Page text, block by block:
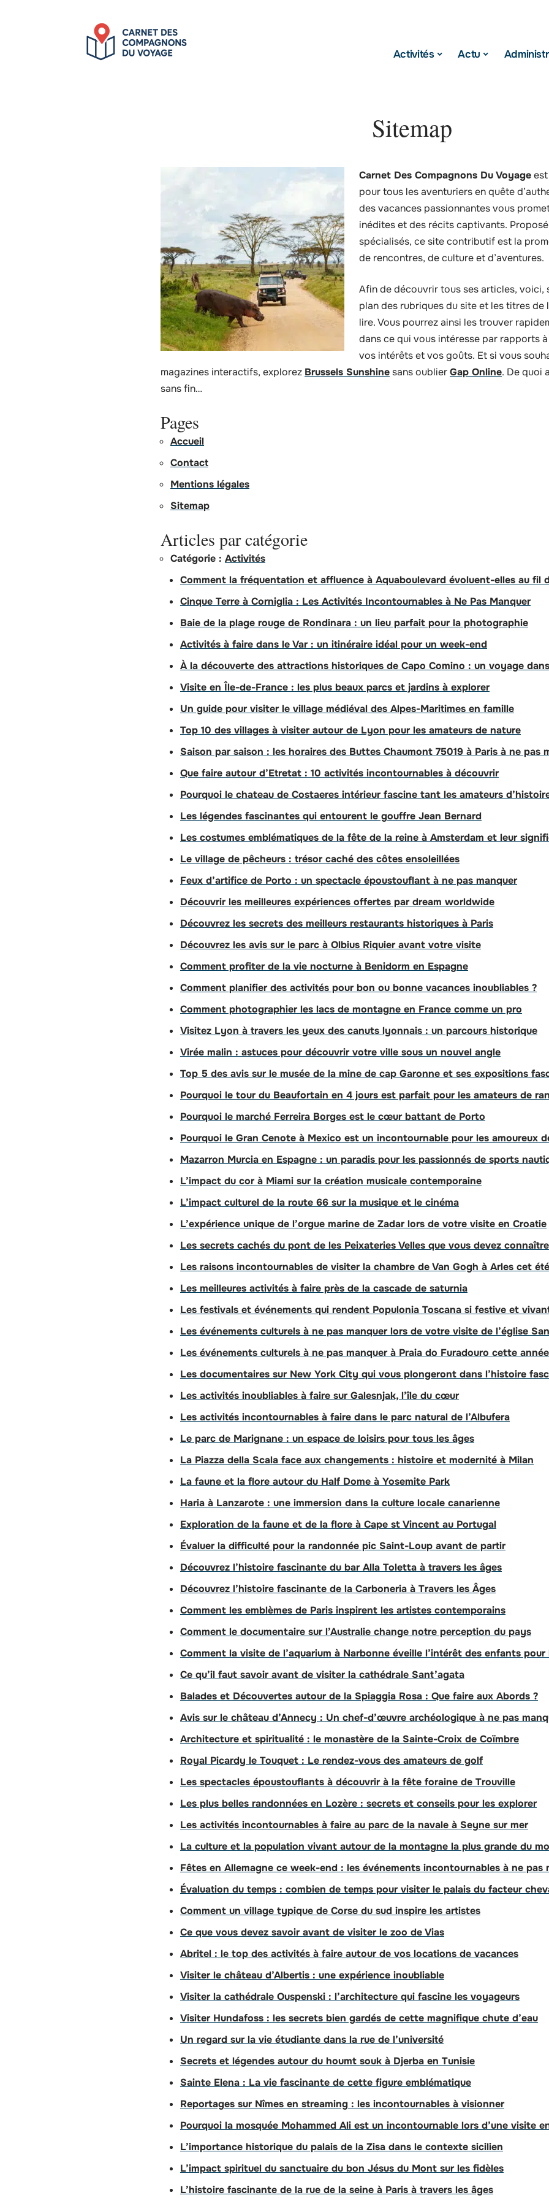
Activités Actu
Sitemap
Carnet Des Compagnons Du Voyage
pour tous les aventuriers en quête
des vacances passionnantes vous
inédites et des récits captivants.
spécialisés, ce site contributif est la
de rencontres, de culture et d’aventures.
Afin de découvrir tous ses articles, voici,
plan des rubriques du site et les titres de
lire. Vous pourrez ainsi les trouver
dans ce qui vous intéresse par rapports
vos intérêts et vos goûts. Et si vous
magazines interactifs, explorez Brussels Sunshine sans oublierGap Online. De quoi
sans fin…
Pages
Accueil
Contact
Mentions légales
Sitemap
Articles par catégorie
Catégorie : Activités
Comment la fréquentation et affluence à Aquaboulevard évoluent-elles au fil
Cinque Terre à Corniglia : Les Activités Incontournables à Ne Pas Manquer
Baie de la plage rouge de Rondinara : un lieu parfait pour la photographie
Activités à faire dans le Var : un itinéraire idéal pour un week-end
À la découverte des attractions historiques de Capo Comino : un voyage
Visite en Île-de-France : les plus beaux parcs et jardins à explorer
Un guide pour visiter le village médiéval des Alpes-Maritimes en famille
Top 10 des villages à visiter autour de Lyon pour les amateurs de nature
Saison par saison : les horaires des Buttes Chaumont 75019 à Paris à ne pas
Que faire autour d’Etretat : 10 activités incontournables à découvrir
Pourquoi le chateau de Costaeres intérieur fascine tant les amateurs
Les légendes fascinantes qui entourent le gouffre Jean Bernard
Les costumes emblématiques de la fête de la reine à Amsterdam et leur
Le village de pêcheurs : trésor caché des côtes ensoleillées
Feux d’artifice de Porto : un spectacle époustouflant à ne pas manquer
Découvrir les meilleures expériences offertes par dream worldwide
Découvrez les secrets des meilleurs restaurants historiques à Paris
Découvrez les avis sur le parc à Olbius Riquier avant votre visite
Comment profiter de la vie nocturne à Benidorm en Espagne
Comment planifier des activités pour bon ou bonne vacances inoubliables ?
Comment photographier les lacs de montagne en France comme un pro
Visitez Lyon à travers les yeux des canuts lyonnais : un parcours historique
Virée malin : astuces pour découvrir votre ville sous un nouvel angle
Top 5 des avis sur le musée de la mine de cap Garonne et ses expositions
Pourquoi le tour du Beaufortain en 4 jours est parfait pour les amateurs de
Pourquoi le marché Ferreira Borges est le cœur battant de Porto
Pourquoi le Gran Cenote à Mexico est un incontournable pour les amoureux
Mazarron Murcia en Espagne : un paradis pour les passionnés de sports
L’impact du cor à Miami sur la création musicale contemporaine
L’impact culturel de la route 66 sur la musique et le cinéma
L’expérience unique de l’orgue marine de Zadar lors de votre visite en Croatie
Les secrets cachés du pont de les Peixateries Velles que vous devez connaître
Les raisons incontournables de visiter la chambre de Van Gogh à Arles cet été
Les meilleures activités à faire près de la cascade de saturnia
Les festivals et événements qui rendent Populonia Toscana si festive et
Les événements culturels à ne pas manquer lors de votre visite de l’église
Les événements culturels à ne pas manquer à Praia do Furadouro cette année
Les documentaires sur New York City qui vous plongeront dans l’histoire
Les activités inoubliables à faire sur Galesnjak, l’île du cœur
Les activités incontournables à faire dans le parc natural de l’Albufera
Le parc de Marignane : un espace de loisirs pour tous les âges
La Piazza della Scala face aux changements : histoire et modernité à Milan
La faune et la flore autour du Half Dome à Yosemite Park
Haria à Lanzarote : une immersion dans la culture locale canarienne
Exploration de la faune et de la flore à Cape st Vincent au Portugal
Évaluer la difficulté pour la randonnée pic Saint-Loup avant de partir
Découvrez l’histoire fascinante du bar Alla Toletta à travers les âges
Découvrez l’histoire fascinante de la Carboneria à Travers les Âges
Comment les emblèmes de Paris inspirent les artistes contemporains
Comment le documentaire sur l’Australie change notre perception du pays
Comment la visite de l’aquarium à Narbonne éveille l’intérêt des enfants
Ce qu’il faut savoir avant de visiter la cathédrale Sant’agata
Balades et Découvertes autour de la Spiaggia Rosa : Que faire aux Abords ?
Avis sur le château d’Annecy : Un chef-d’œuvre archéologique à ne pas
Architecture et spiritualité : le monastère de la Sainte-Croix de Coïmbre
Royal Picardy le Touquet : Le rendez-vous des amateurs de golf
Les spectacles époustouflants à découvrir à la fête foraine de Trouville
Les plus belles randonnées en Lozère : secrets et conseils pour les explorer
Les activités incontournables à faire au parc de la navale à Seyne sur mer
La culture et la population vivant autour de la montagne la plus grande du
Fêtes en Allemagne ce week-end : les événements incontournables à ne pas
Évaluation du temps : combien de temps pour visiter le palais du facteur
Comment un village typique de Corse du sud inspire les artistes
Ce que vous devez savoir avant de visiter le zoo de Vias
Abritel : le top des activités à faire autour de vos locations de vacances
Visiter le château d’Albertis : une expérience inoubliable
Visiter la cathédrale Ouspenski : l’architecture qui fascine les voyageurs
Visiter Hundafoss : les secrets bien gardés de cette magnifique chute d’eau
Un regard sur la vie étudiante dans la rue de l’université
Secrets et légendes autour du houmt souk à Djerba en Tunisie
Sainte Elena : La vie fascinante de cette figure emblématique
Reportages sur Nîmes en streaming : les incontournables à visionner
Pourquoi la mosquée Mohammed Ali est un incontournable lors d’une visite
L’importance historique du palais de la Zisa dans le contexte sicilien
L’impact spirituel du sanctuaire du bon Jésus du Mont sur les fidèles
L’histoire fascinante de la rue de la seine à Paris à travers les âges